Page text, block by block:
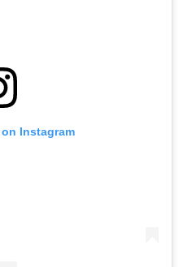
Instagram